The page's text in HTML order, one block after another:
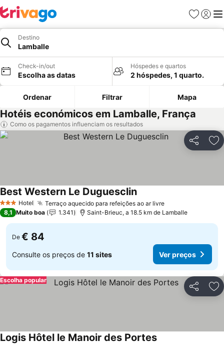
Favoritos
Iniciar
Destino
Lamballe
Check-in/out
Escolha as datas
Hóspedes e quartos
2 hóspedes, 1 quarto.
Ordenar Filtrar Mapa
Hotéis económicos em Lamballe, França
Como os pagamentos influenciam os resultados
Partilhar
3 EstrelasHotel Terraço aquecido para refeições ao ar livre
Best Western Le Duguesclin
8,1 Muito boa 1.341 Saint-Brieuc, a 18.5 km de Lamballe
De € 84
Consulte os preços de 11 sites Ver preços
Partilhar
Escolha popular
Logis Hôtel le Manoir des Portes